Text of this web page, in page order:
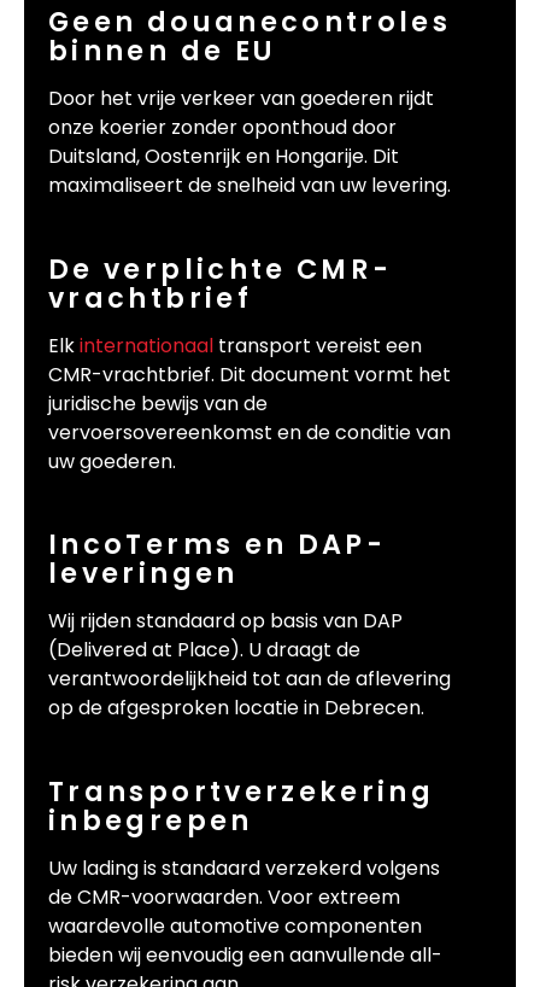
Geen douanecontroles
binnen de EU
Door het vrije verkeer van goederen rijdt
onze koerier zonder oponthoud door
Duitsland, Oostenrijk en Hongarije. Dit
maximaliseert de snelheid van uw levering.
De verplichte CMR-
vrachtbrief
Elkinternationaal transport vereist een
CMR-vrachtbrief. Dit document vormt het
juridische bewijs van de
vervoersovereenkomst en de conditie van
uw goederen.
IncoTerms en DAP-
leveringen
Wij rijden standaard op basis van DAP
(Delivered at Place). U draagt de
verantwoordelijkheid tot aan de aflevering
op de afgesproken locatie in Debrecen.
Transportverzekering
inbegrepen
Uw lading is standaard verzekerd volgens
de CMR-voorwaarden. Voor extreem
waardevolle automotive componenten
bieden wij eenvoudig een aanvullende all-